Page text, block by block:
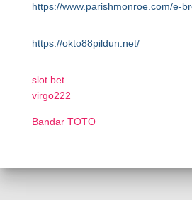
https://www.parishmonroe.com/e-
https://okto88pildun.net/
slot bet
virgo222
Bandar TOTO